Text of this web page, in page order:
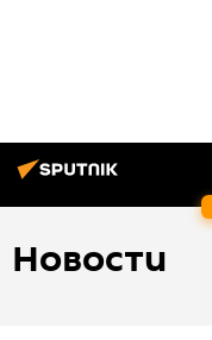
Новости